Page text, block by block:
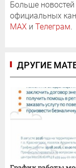
Больше
официальных
MAX и Телеграм.
ДРУГИЕ